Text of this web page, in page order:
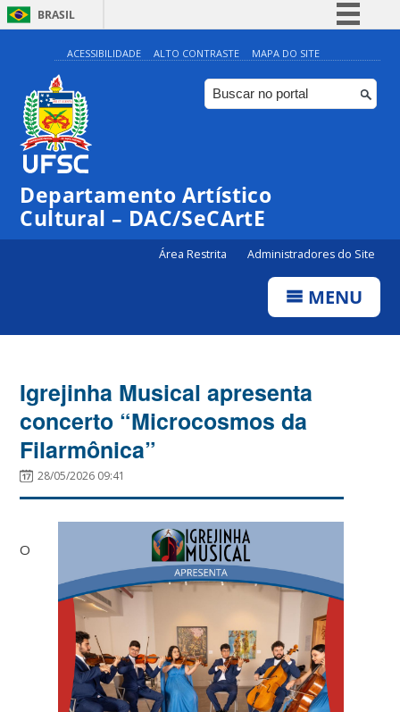
BRASIL
Simplifique!
Comunica BR
Participe
Canais
ACESSIBILIDADE ALTO CONTRASTE MAPA DO SITE
Departamento Artístico
Cultural – DAC/SeCArtE
Área Restrita Administradores do Site
MENU
Igrejinha Musical apresenta
concerto “Microcosmos da
Filarmônica”
28/05/2026 09:41
O